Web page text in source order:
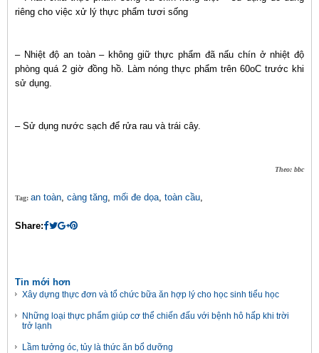
riêng cho việc xử lý thực phẩm tươi sống
– Nhiệt độ an toàn – không giữ thực phẩm đã nấu chín ở nhiệt độ
phòng quá 2 giờ đồng hồ. Làm nóng thực phẩm trên 60oC trước khi
sử dụng.
– Sử dụng nước sạch để rửa rau và trái cây.
Theo: bbc
Tag: an toàn, càng tăng, mối đe dọa, toàn cầu,
Share:
Tin mới hơn
Xây dựng thực đơn và tổ chức bữa ăn hợp lý cho học sinh tiểu học
Những loại thực phẩm giúp cơ thể chiến đấu với bệnh hô hấp khi trời
trở lạnh
Lầm tưởng óc, tủy là thức ăn bổ dưỡng